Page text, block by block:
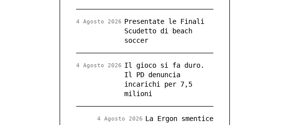
Presentate le Finali
Scudetto di beach
soccer
4 Agosto 2026
Il gioco si fa duro.
Il PD denuncia
incarichi per 7,5
milioni
4 Agosto 2026
La Ergon smentice
4 Agosto 2026